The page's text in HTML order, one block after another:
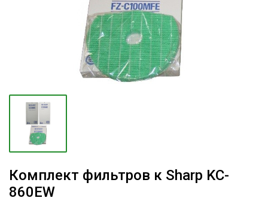
Комплект фильтров к Sharp KC-
860EW